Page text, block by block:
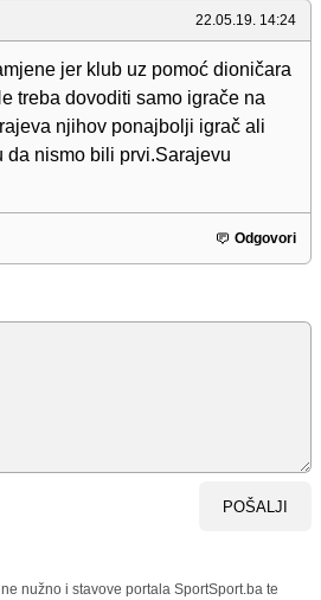
22.05.19. 14:24
jer klub uz pomoć dioničara
treba dovoditi samo igrače na
njihov ponajbolji igrač ali
nismo bili prvi.Sarajevu
Odgovori
POŠALJI
nužno i stavove portala SportSport.ba te